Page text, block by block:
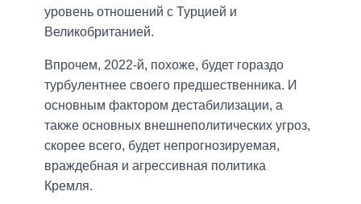
уровень отношений с Турцией и
Великобританией.
Впрочем, 2022-й, похоже, будет гораздо
турбулентнее своего предшественника. И
основным фактором дестабилизации, а
также основных внешнеполитических угроз,
скорее всего, будет непрогнозируемая,
враждебная и агрессивная политика
Кремля.